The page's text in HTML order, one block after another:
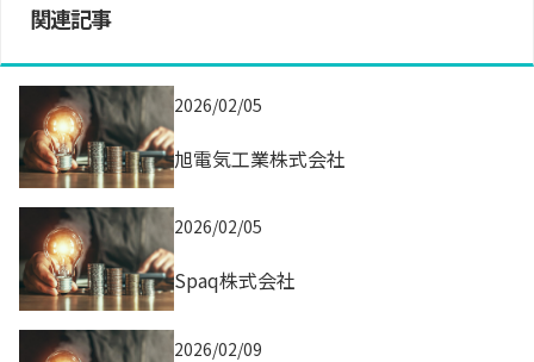
関連記事
2026/02/05
旭電気工業株式会社
2026/02/05
Spaq株式会社
2026/02/09